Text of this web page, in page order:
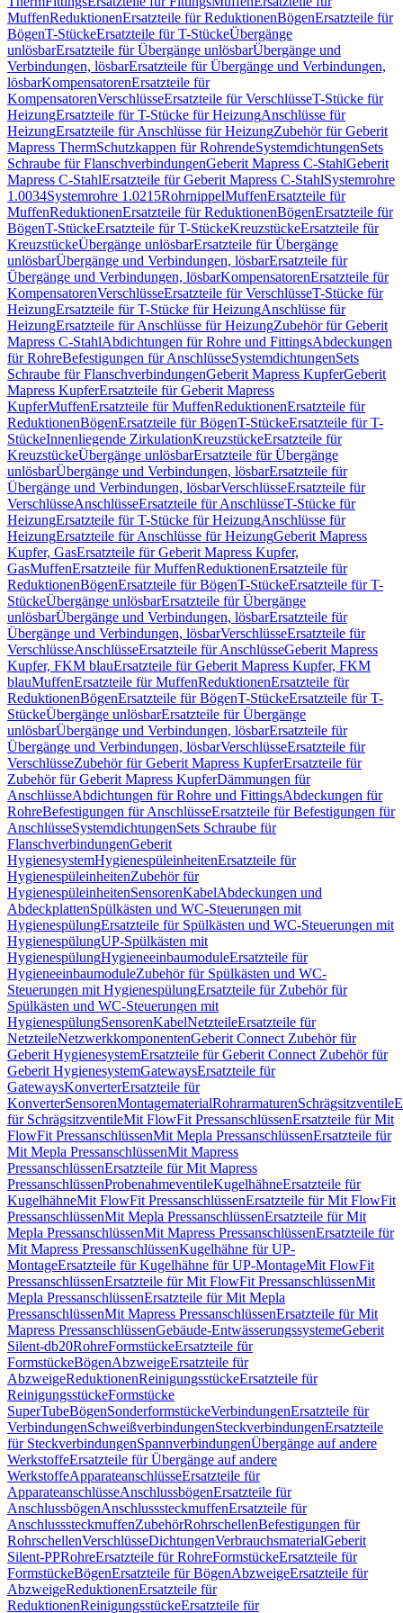
MuffenReduktionenErsatzteile für ReduktionenBögenErsatzteile für
BögenT-StückeErsatzteile für T-StückeÜbergänge
unlösbarErsatzteile für Übergänge unlösbarÜbergänge und
Verbindungen, lösbarErsatzteile für Übergänge und Verbindungen,
lösbarKompensatorenErsatzteile für
KompensatorenVerschlüsseErsatzteile für VerschlüsseT-Stücke für
HeizungErsatzteile für T-Stücke für HeizungAnschlüsse für
HeizungErsatzteile für Anschlüsse für HeizungZubehör für Geberit
Mapress ThermSchutzkappen für RohrendeSystemdichtungenSets
Schraube für FlanschverbindungenGeberit Mapress C-StahlGeberit
Mapress C-StahlErsatzteile für Geberit Mapress C-StahlSystemrohre
1.0034Systemrohre 1.0215RohrnippelMuffenErsatzteile für
MuffenReduktionenErsatzteile für ReduktionenBögenErsatzteile für
BögenT-StückeErsatzteile für T-StückeKreuzstückeErsatzteile für
KreuzstückeÜbergänge unlösbarErsatzteile für Übergänge
unlösbarÜbergänge und Verbindungen, lösbarErsatzteile für
Übergänge und Verbindungen, lösbarKompensatorenErsatzteile für
KompensatorenVerschlüsseErsatzteile für VerschlüsseT-Stücke für
HeizungErsatzteile für T-Stücke für HeizungAnschlüsse für
HeizungErsatzteile für Anschlüsse für HeizungZubehör für Geberit
Mapress C-StahlAbdichtungen für Rohre und FittingsAbdeckungen
für RohreBefestigungen für AnschlüsseSystemdichtungenSets
Schraube für FlanschverbindungenGeberit Mapress KupferGeberit
Mapress KupferErsatzteile für Geberit Mapress
KupferMuffenErsatzteile für MuffenReduktionenErsatzteile für
ReduktionenBögenErsatzteile für BögenT-StückeErsatzteile für T-
StückeInnenliegende ZirkulationKreuzstückeErsatzteile für
KreuzstückeÜbergänge unlösbarErsatzteile für Übergänge
unlösbarÜbergänge und Verbindungen, lösbarErsatzteile für
Übergänge und Verbindungen, lösbarVerschlüsseErsatzteile für
VerschlüsseAnschlüsseErsatzteile für AnschlüsseT-Stücke für
HeizungErsatzteile für T-Stücke für HeizungAnschlüsse für
HeizungErsatzteile für Anschlüsse für HeizungGeberit Mapress
Kupfer, GasErsatzteile für Geberit Mapress Kupfer,
GasMuffenErsatzteile für MuffenReduktionenErsatzteile für
ReduktionenBögenErsatzteile für BögenT-StückeErsatzteile für T-
StückeÜbergänge unlösbarErsatzteile für Übergänge
unlösbarÜbergänge und Verbindungen, lösbarErsatzteile für
Übergänge und Verbindungen, lösbarVerschlüsseErsatzteile für
VerschlüsseAnschlüsseErsatzteile für AnschlüsseGeberit Mapress
Kupfer, FKM blauErsatzteile für Geberit Mapress Kupfer, FKM
blauMuffenErsatzteile für MuffenReduktionenErsatzteile für
ReduktionenBögenErsatzteile für BögenT-StückeErsatzteile für T-
StückeÜbergänge unlösbarErsatzteile für Übergänge
unlösbarÜbergänge und Verbindungen, lösbarErsatzteile für
Übergänge und Verbindungen, lösbarVerschlüsseErsatzteile für
VerschlüsseZubehör für Geberit Mapress KupferErsatzteile für
Zubehör für Geberit Mapress KupferDämmungen für
AnschlüsseAbdichtungen für Rohre und FittingsAbdeckungen für
RohreBefestigungen für AnschlüsseErsatzteile für Befestigungen für
AnschlüsseSystemdichtungenSets Schraube für
FlanschverbindungenGeberit
HygienesystemHygienespüleinheitenErsatzteile für
HygienespüleinheitenZubehör für
HygienespüleinheitenSensorenKabelAbdeckungen und
AbdeckplattenSpülkästen und WC-Steuerungen mit
HygienespülungErsatzteile für Spülkästen und WC-Steuerungen mit
HygienespülungUP-Spülkästen mit
HygienespülungHygieneeinbaumoduleErsatzteile für
HygieneeinbaumoduleZubehör für Spülkästen und WC-
Steuerungen mit HygienespülungErsatzteile für Zubehör für
Spülkästen und WC-Steuerungen mit
HygienespülungSensorenKabelNetzteileErsatzteile für
NetzteileNetzwerkkomponentenGeberit Connect Zubehör für
Geberit HygienesystemErsatzteile für Geberit Connect Zubehör für
Geberit HygienesystemGatewaysErsatzteile für
GatewaysKonverterErsatzteile für
KonverterSensorenMontagematerialRohrarmaturenSchrägsitzventile
für SchrägsitzventileMit FlowFit PressanschlüssenErsatzteile für Mit
FlowFit PressanschlüssenMit Mepla PressanschlüssenErsatzteile für
Mit Mepla PressanschlüssenMit Mapress
PressanschlüssenErsatzteile für Mit Mapress
PressanschlüssenProbenahmeventileKugelhähneErsatzteile für
KugelhähneMit FlowFit PressanschlüssenErsatzteile für Mit FlowFit
PressanschlüssenMit Mepla PressanschlüssenErsatzteile für Mit
Mepla PressanschlüssenMit Mapress PressanschlüssenErsatzteile für
Mit Mapress PressanschlüssenKugelhähne für UP-
MontageErsatzteile für Kugelhähne für UP-MontageMit FlowFit
PressanschlüssenErsatzteile für Mit FlowFit PressanschlüssenMit
Mepla PressanschlüssenErsatzteile für Mit Mepla
PressanschlüssenMit Mapress PressanschlüssenErsatzteile für Mit
Mapress PressanschlüssenGebäude-EntwässerungssystemeGeberit
Silent-db20RohreFormstückeErsatzteile für
FormstückeBögenAbzweigeErsatzteile für
AbzweigeReduktionenReinigungsstückeErsatzteile für
ReinigungsstückeFormstücke
SuperTubeBögenSonderformstückeVerbindungenErsatzteile für
VerbindungenSchweißverbindungenSteckverbindungenErsatzteile
für SteckverbindungenSpannverbindungenÜbergänge auf andere
WerkstoffeErsatzteile für Übergänge auf andere
WerkstoffeApparateanschlüsseErsatzteile für
ApparateanschlüsseAnschlussbögenErsatzteile für
AnschlussbögenAnschlusssteckmuffenErsatzteile für
AnschlusssteckmuffenZubehörRohrschellenBefestigungen für
RohrschellenVerschlüsseDichtungenVerbrauchsmaterialGeberit
Silent-PPRohreErsatzteile für RohreFormstückeErsatzteile für
FormstückeBögenErsatzteile für BögenAbzweigeErsatzteile für
AbzweigeReduktionenErsatzteile für
ReduktionenReinigungsstückeErsatzteile für